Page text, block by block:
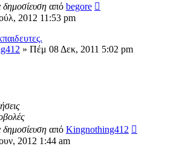
δημοσίευση από begore
2012 11:53 pm
» Πέμ 08 Δεκ, 2011 5:02 pm
δημοσίευση από Kingnothing412
2012 1:44 am